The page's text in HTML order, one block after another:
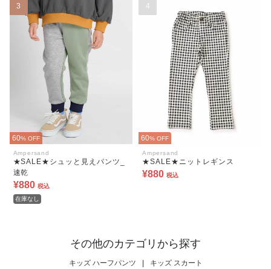
3
60% OFF
Ampersand
★SALE★シュッと見えパンツ_
速乾
¥880 税込
在庫なし
4
60% OFF
Ampersand
★SALE★ニットレギンス
¥880 税込
その他のカテゴリから探す
キッズ ハーフパンツ キッズ スカート